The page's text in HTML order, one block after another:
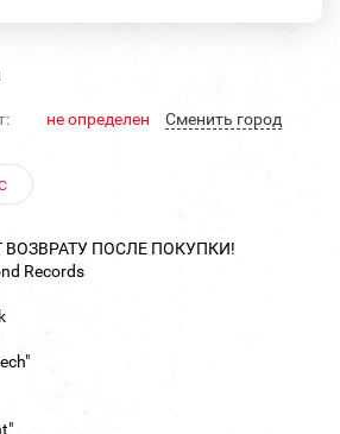
не определен Cменить город
ПОСЛЕ ПОКУПКИ!
Records